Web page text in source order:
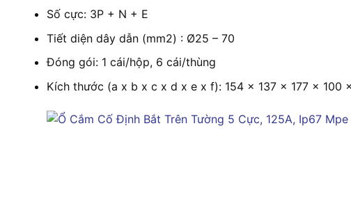
Số cực: 3P + N + E
Tiết diện dây dẫn (mm2) : Ø25 – 70
Đóng gói: 1 cái/hộp, 6 cái/thùng
Kích thước (a x b x c x d x e x f): 154 x 137 x 177 x 100